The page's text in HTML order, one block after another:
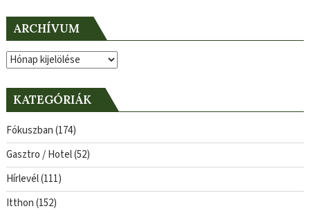
ARCHÍVUM
Archívum
KATEGÓRIÁK
Fókuszban(174)
Gasztro / Hotel(52)
Hírlevél(111)
Itthon(152)